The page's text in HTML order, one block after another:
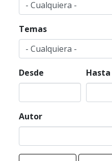
Temas
Desde Hasta
Autor